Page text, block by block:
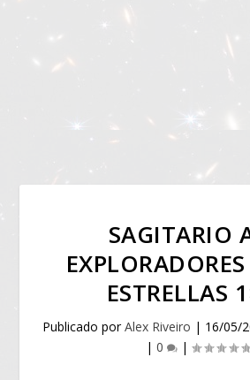
SAGITARIO
ESTRELLAS
Publicado porAlex Riveiro | 16/05/
| 0 |